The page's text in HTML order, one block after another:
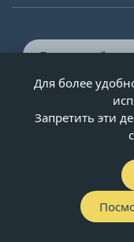
© ООО «Двери-и-
Для более
Запретить эти